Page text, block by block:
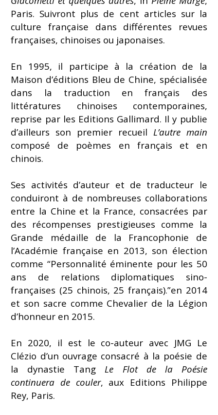
Paris. Suivront plus de cent articles sur la
culture française dans différentes revues
françaises, chinoises ou japonaises.
En 1995, il participe à la création de la
Maison d’éditions Bleu de Chine, spécialisée
dans la traduction en français des
littératures chinoises contemporaines,
reprise par les Editions Gallimard. Il y publie
d’ailleurs son premier recueil L’autre main
composé de poèmes en français et en
chinois.
Ses activités d’auteur et de traducteur le
conduiront à de nombreuses collaborations
entre la Chine et la France, consacrées par
des récompenses prestigieuses comme la
Grande médaille de la Francophonie de
l’Académie française en 2013, son élection
comme “Personnalité éminente pour les 50
ans de relations diplomatiques sino-
françaises (25 chinois, 25 français).”en 2014
et son sacre comme Chevalier de la Légion
d’honneur en 2015.
En 2020, il est le co-auteur avec JMG Le
Clézio d’un ouvrage consacré à la poésie de
la dynastie Tang Le Flot de la Poésie
continuera de couler, aux Editions Philippe
Rey, Paris.